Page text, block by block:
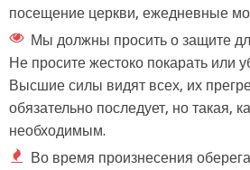
посещение церкви, ежедневные
Мы должны просить о защите
Не просите жестоко покарать или
Высшие силы видят всех, их
обязательно последует, но такая,
необходимым.
Во время произнесения